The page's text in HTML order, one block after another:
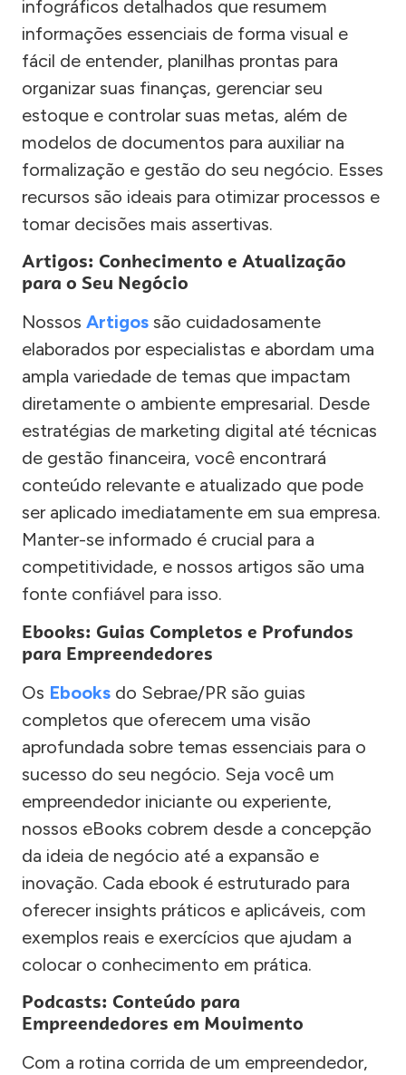
infográficos detalhados que resumem
informações essenciais de forma visual e
fácil de entender, planilhas prontas para
organizar suas finanças, gerenciar seu
estoque e controlar suas metas, além de
modelos de documentos para auxiliar na
formalização e gestão do seu negócio. Esses
recursos são ideais para otimizar processos e
tomar decisões mais assertivas.
Artigos: Conhecimento e Atualização
para o Seu Negócio
Nossos Artigos são cuidadosamente
elaborados por especialistas e abordam uma
ampla variedade de temas que impactam
diretamente o ambiente empresarial. Desde
estratégias de marketing digital até técnicas
de gestão financeira, você encontrará
conteúdo relevante e atualizado que pode
ser aplicado imediatamente em sua empresa.
Manter-se informado é crucial para a
competitividade, e nossos artigos são uma
fonte confiável para isso.
Ebooks: Guias Completos e Profundos
para Empreendedores
Os Ebooks do Sebrae/PR são guias
completos que oferecem uma visão
aprofundada sobre temas essenciais para o
sucesso do seu negócio. Seja você um
empreendedor iniciante ou experiente,
nossos eBooks cobrem desde a concepção
da ideia de negócio até a expansão e
inovação. Cada ebook é estruturado para
oferecer insights práticos e aplicáveis, com
exemplos reais e exercícios que ajudam a
colocar o conhecimento em prática.
Podcasts: Conteúdo para
Empreendedores em Movimento
Com a rotina corrida de um empreendedor,